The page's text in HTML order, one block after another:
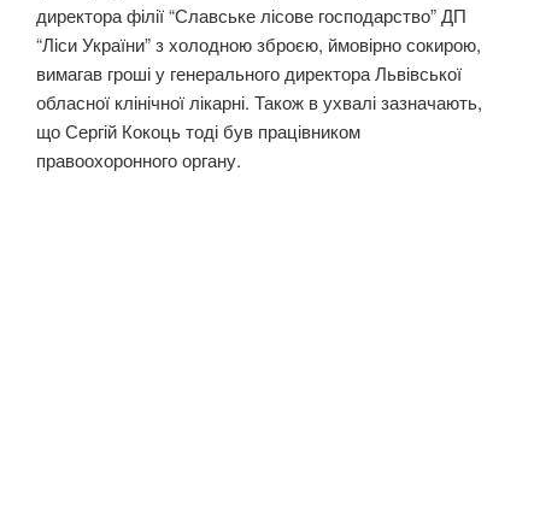
директора філії “Славське лісове господарство” ДП
“Ліси України” з холодною зброєю, ймовірно сокирою,
вимагав гроші у генерального директора Львівської
обласної клінічної лікарні. Також в ухвалі зазначають,
що Сергій Кокоць тоді був працівником
правоохоронного органу.